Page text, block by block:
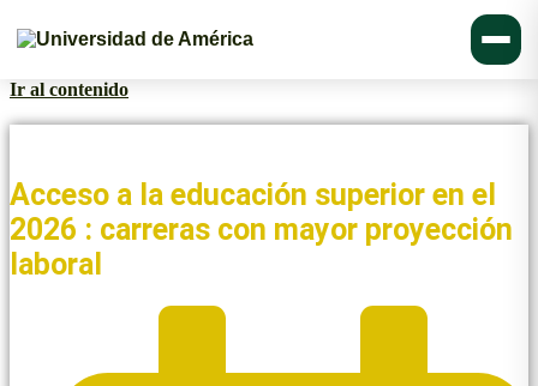
Ir al contenido
Acceso a la educación superior en el
2026 : carreras con mayor proyección
laboral